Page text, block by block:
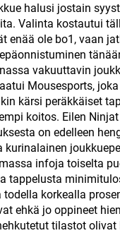
halusi jostain
Valinta kostautui
enää ole bo1, vaan
vakuuttavin
Mousesports,
kärsi peräkkäiset
koitos. Eilen
on edelleen
infoja toiselta
tappelusta
korkealla
ehkä jo oppineet
tilastot